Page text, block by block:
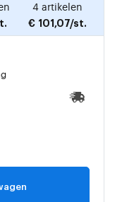
4 artikelen
€ 101,07/st.